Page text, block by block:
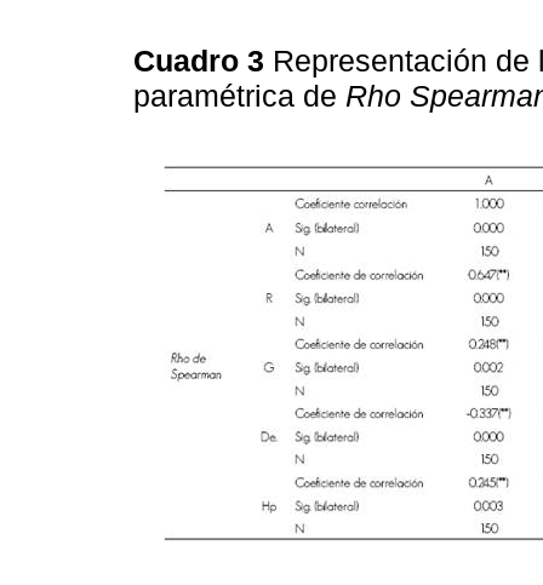
Cuadro 3 Representación
paramétrica de Rho